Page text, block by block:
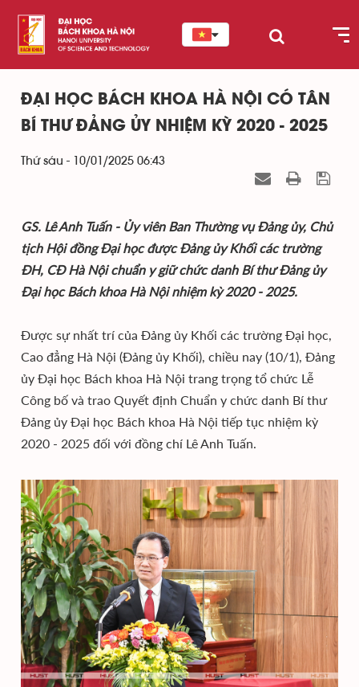
ĐẠI HỌC BÁCH KHOA HÀ NỘI CÓ TÂN
BÍ THƯ ĐẢNG ỦY NHIỆM KỲ 2020 - 2025
Thứ sáu - 10/01/2025 06:43
GS. Lê Anh Tuấn - Ủy viên Ban Thường vụ Đảng ủy, Chủ
tịch Hội đồng Đại học được Đảng ủy Khối các trường
ĐH, CĐ Hà Nội chuẩn y giữ chức danh Bí thư Đảng ủy
Đại học Bách khoaHà Nội nhiệm kỳ 2020 - 2025.
Được sự nhất trí của Đảng ủy Khối các trường Đại học,
Cao đẳng Hà Nội (Đảng ủy Khối), chiều nay (10/1), Đảng
ủy Đại học Bách khoa Hà Nội trang trọng tổ chức Lễ
Công bố và trao Quyết định Chuẩn y chức danh Bí thư
Đảng ủy Đại học Bách khoa Hà Nội tiếp tục nhiệm kỳ
2020 - 2025 đối với đồng chí Lê Anh Tuấn.